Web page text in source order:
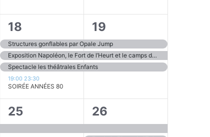
4
évènements,
18
Structures gonflables par Opale Jump
Exposition Napoléon, le Fort de l’Heurt et le camps de Boulogne
Spectacle les théâtrales Enfants
19:00 23:30
SOIRÉE ANNÉES 80
3
évènements,
19
5
évènements,
25
5
évènements,
26